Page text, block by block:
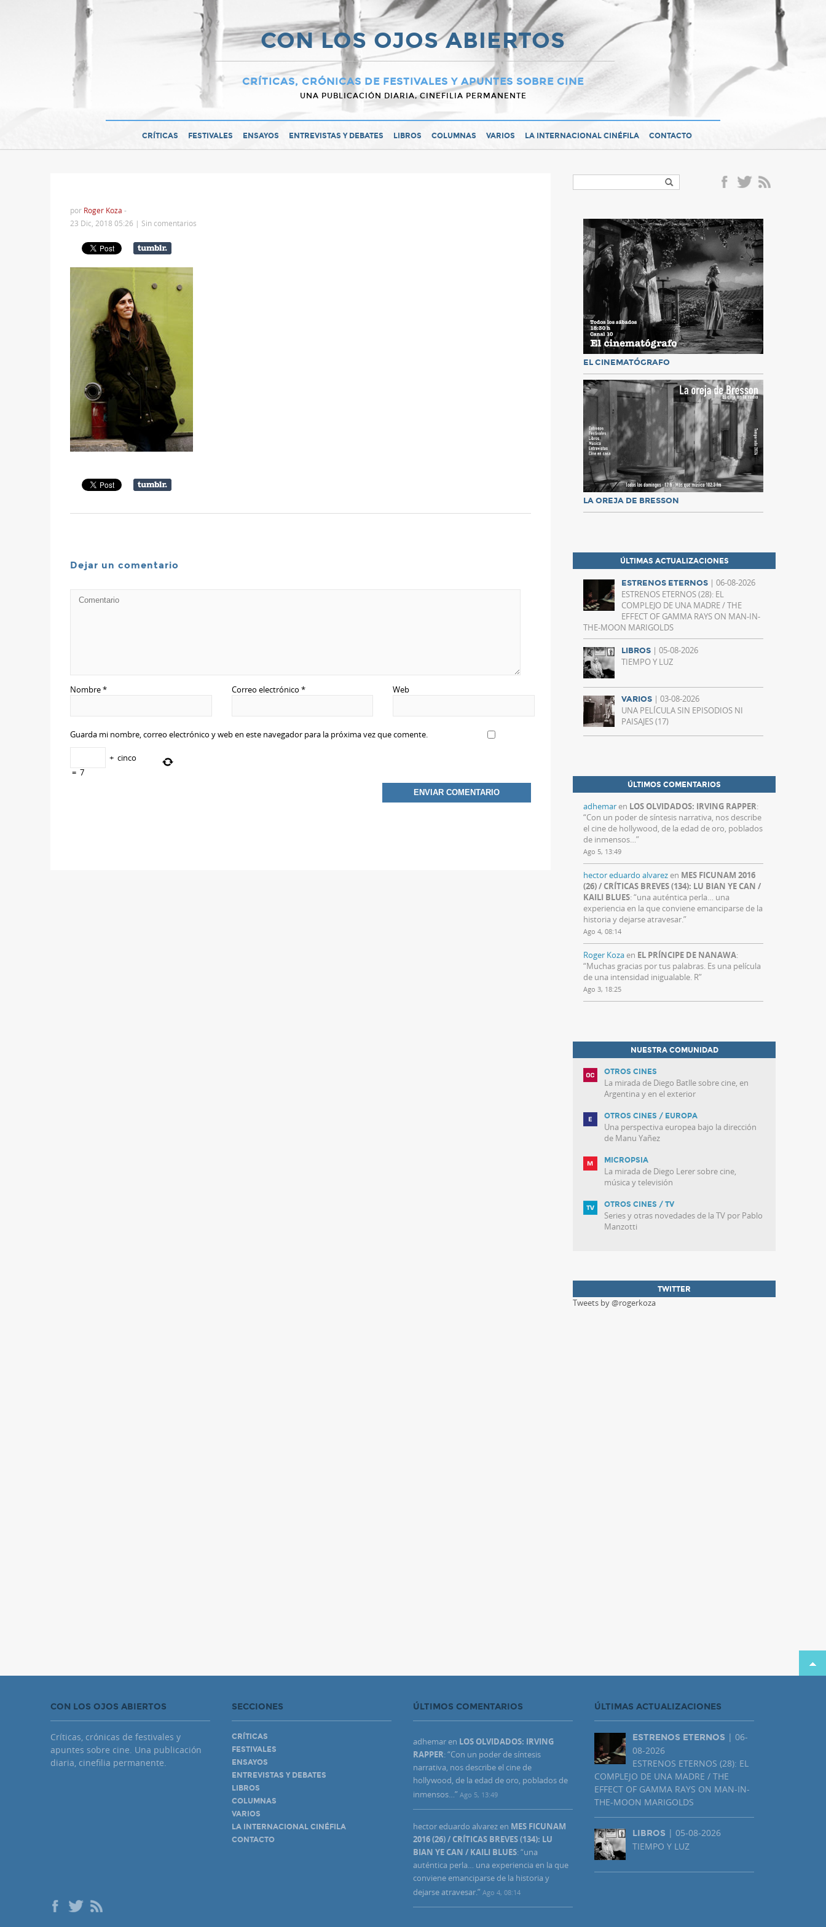
CON LOS OJOS ABIERTOS
CRÍTICAS, CRÓNICAS DE FESTIVALES Y APUNTES SOBRE CINE
UNA PUBLICACIÓN DIARIA, CINEFILIA PERMANENTE
CRÍTICAS FESTIVALES ENSAYOS ENTREVISTAS Y DEBATES LIBROS COLUMNAS VARIOS LA INTERNACIONAL CINÉFILA CONTACTO
por Roger Koza -
23 Dic, 2018 05:26 | Sin comentarios
Dejar un comentario
Nombre* Correo electrónico * Web
Guarda mi nombre, correo electrónico y web en este navegador para la próxima vez que comente.
+ cinco
= 7
EL CINEMATÓGRAFO
LA OREJA DE BRESSON
ÚLTIMAS ACTUALIZACIONES
ESTRENOS ETERNOS | 06-08-2026
ESTRENOS ETERNOS (28): EL
COMPLEJO DE UNA MADRE / THE
EFFECT OF GAMMA RAYS ON MAN-IN-
THE-MOON MARIGOLDS
LIBROS | 05-08-2026
TIEMPO Y LUZ
VARIOS | 03-08-2026
UNA PELÍCULA SIN EPISODIOS NI
PAISAJES (17)
ÚLTIMOS COMENTARIOS
adhemaren LOS OLVIDADOS: IRVING RAPPER:
“Con un poder de síntesis narrativa, nos describe
el cine de hollywood, de la edad de oro, poblados
de inmensos…”
Ago 5, 13:49
hector eduardo alvarezen MES FICUNAM 2016
(26) / CRÍTICAS BREVES (134): LU BIAN YE CAN /
KAILI BLUES: “una auténtica perla… una
experiencia en la que conviene emanciparse de la
historia y dejarse atravesar.”
Ago 4, 08:14
Roger Kozaen EL PRÍNCIPE DE NANAWA:
“Muchas gracias por tus palabras. Es una película
de una intensidad inigualable. R”
Ago 3, 18:25
NUESTRA COMUNIDAD
OTROS CINES
La mirada de Diego Batlle sobre cine, en
Argentina y en el exterior
OTROS CINES / EUROPA
Una perspectiva europea bajo la dirección
de Manu Yañez
MICROPSIA
La mirada de Diego Lerer sobre cine,
música y televisión
OTROS CINES / TV
Series y otras novedades de la TV por Pablo
Manzotti
TWITTER
Tweets by @rogerkoza
CON LOS OJOS ABIERTOS
Críticas, crónicas de festivales y
apuntes sobre cine. Una publicación
diaria, cinefilia permanente.
SECCIONES
CRÍTICAS
FESTIVALES
ENSAYOS
ENTREVISTAS Y DEBATES
LIBROS
COLUMNAS
VARIOS
LA INTERNACIONAL CINÉFILA
CONTACTO
ÚLTIMOS COMENTARIOS
adhemaren LOS OLVIDADOS: IRVING
RAPPER: “Con un poder de síntesis
narrativa, nos describe el cine de
hollywood, de la edad de oro, poblados de
inmensos…” Ago 5, 13:49
hector eduardo alvarezen MES FICUNAM
2016 (26) / CRÍTICAS BREVES (134): LU
BIAN YE CAN / KAILI BLUES: “una
auténtica perla… una experiencia en la que
conviene emanciparse de la historia y
dejarse atravesar.” Ago 4, 08:14
ÚLTIMAS ACTUALIZACIONES
ESTRENOS ETERNOS | 06-
08-2026
ESTRENOS ETERNOS (28): EL
COMPLEJO DE UNA MADRE / THE
EFFECT OF GAMMA RAYS ON MAN-IN-
THE-MOON MARIGOLDS
LIBROS | 05-08-2026
TIEMPO Y LUZ